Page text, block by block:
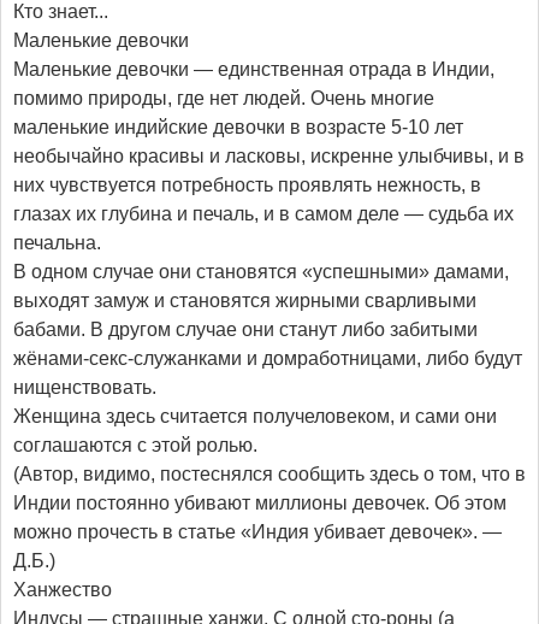
Кто знает...
Маленькие девочки
Маленькие девочки — единственная отрада в Индии,
помимо природы, где нет людей. Очень многие
маленькие индийские девочки в возрасте 5-10 лет
необычайно красивы и ласковы, искренне улыбчивы, и в
них чувствуется потребность проявлять нежность, в
глазах их глубина и печаль, и в самом деле — судьба их
печальна.
В одном случае они становятся «успешными» дамами,
выходят замуж и становятся жирными сварливыми
бабами. В другом случае они станут либо забитыми
жёнами-секс-служанками и домработницами, либо будут
нищенствовать.
Женщина здесь считается получеловеком, и сами они
соглашаются с этой ролью.
(Автор, видимо, постеснялся сообщить здесь о том, что в
Индии постоянно убивают миллионы девочек. Об этом
можно прочесть в статье «Индия убивает девочек». —
Д.Б.)
Ханжество
Индусы — страшные ханжи. С одной сто-роны (а